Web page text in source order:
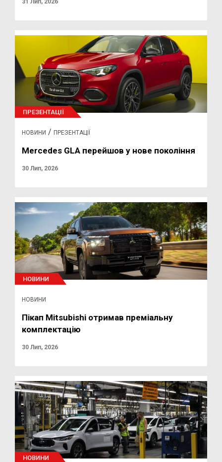
31 Лип, 2026
ПРЕЗЕНТАЦІЇ
НОВИНИ / ПРЕЗЕНТАЦІЇ
Mercedes GLA перейшов у нове покоління
30 Лип, 2026
НОВИНИ
НОВИНИ
Пікап Mitsubishi отримав преміальну
комплектацію
30 Лип, 2026
НОВИНИ